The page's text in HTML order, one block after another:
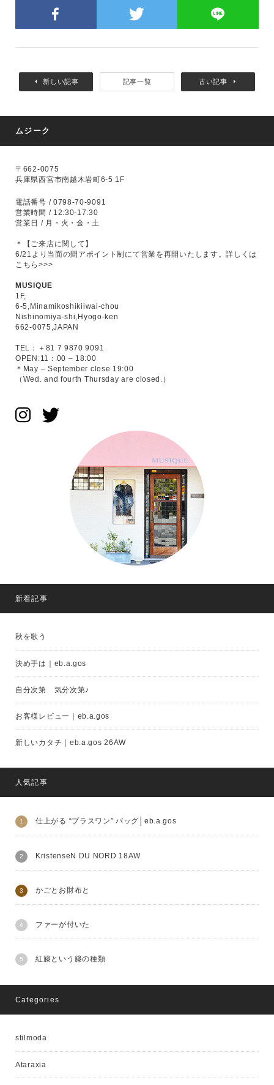
新しい記事 記事一覧 古い記事
ムジーク
〒662-0075
兵庫県西宮市南越木岩町6-5 1F
電話番号 / 0798-70-9091
営業時間 / 12:30-17:30
営業日 / 月・火・金・土
＊【ご来店に関して】
6/21より当面の間アポイント制にて営業を再開いたします。詳しくは
こちら>>>
MUSIQUE
1F,
6-5,Minamikoshikiiwai-chou
Nishinomiya-shi,Hyogo-ken
662-0075,JAPAN
TEL：＋81 7 9870 9091
OPEN:11：00 – 18:00
＊May – September close 19:00
（Wed. and fourth Thursday are closed.）
新着記事
秋を歌う
決め手は｜eb.a.gos
自分次第 気分次第♪
お客様レビュー｜eb.a.gos
新しいカタチ｜eb.a.gos 26AW
人気記事
仕上がる “プラスワン” バッグ│eb.a.gos
KristenseN DU NORD 18AW
かごとお財布と
ファーが付いた
紅籐という籐の種類
Categories
stilmoda
Ataraxia